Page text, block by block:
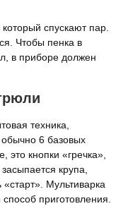
спускают пар.
Чтобы пенка в
в приборе должен
техника,
6 базовых
это кнопки «гречка»,
крупа,
Мультиварка
приготовления.